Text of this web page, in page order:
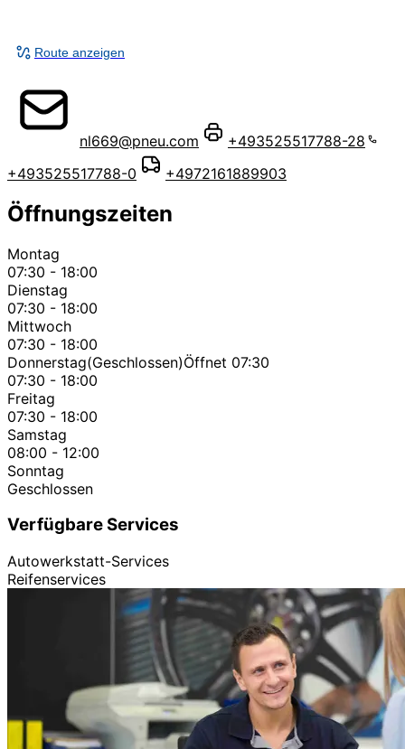
Route anzeigen
nl669@pneu.com
+493525517788-28
+493525517788-0
+4972161889903
Öffnungszeiten
Montag
07:30 - 18:00
Dienstag
07:30 - 18:00
Mittwoch
07:30 - 18:00
Donnerstag(Geschlossen)Öffnet 07:30
07:30 - 18:00
Freitag
07:30 - 18:00
Samstag
08:00 - 12:00
Sonntag
Geschlossen
Verfügbare Services
Autowerkstatt-Services
Reifenservices